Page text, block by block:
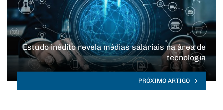
Estudo inédito revela médias salariais na área de
tecnologia
PRÓXIMO ARTIGO